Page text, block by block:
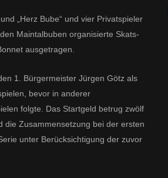
„Herz Bube“ und vier Privatspieler
Maintalbuben organisierte Skats-
ausgetragen.
1. Bürgermeister Jürgen Götz als
bevor in anderer
folgte. Das Startgeld betrug zwölf
die Zusammensetzung bei der ersten
unter Berücksichtigung der zuvor